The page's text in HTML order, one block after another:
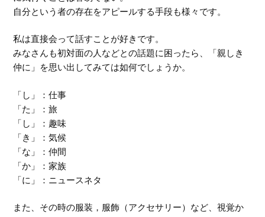
自分という者の存在をアピールする手段も様々です。
私は直接会って話すことが好きです。
みなさんも初対面の人などとの話題に困ったら、「親しき
仲に」を思い出してみては如何でしょうか。
「し」：仕事
「た」：旅
「し」：趣味
「き」：気候
「な」：仲間
「か」：家族
「に」：ニュースネタ
また、その時の服装，服飾（アクセサリー）など、視覚か